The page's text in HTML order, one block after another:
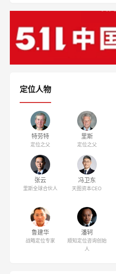
定位人物
特劳特
定位之父
里斯
定位之父
张云
里斯全球合伙人
冯卫东
天图资本CEO
鲁建华
战略定位专家
潘轲
顺知定位咨询创始
人